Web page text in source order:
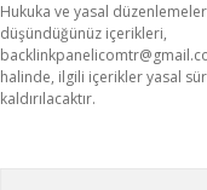
Hukuka ve yasal
düşündüğünüz içerikleri,
halinde, ilgili içerikler yasal
kaldırılacaktır.